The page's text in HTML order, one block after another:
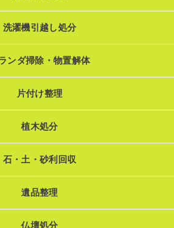
洗濯機引越し処分
ンダ掃除・物置解体
片付け整理
植木処分
石・土・砂利回収
遺品整理
仏壇処分